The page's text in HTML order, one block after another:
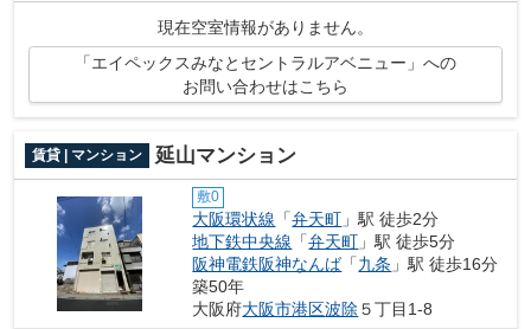
現在空室情報がありません。
「エイペックスみなとセントラルアベニュー」への
お問い合わせはこちら
賃貸 | マンション 延山マンション
敷0
大阪環状線 「弁天町 」駅 徒歩2分
地下鉄中央線 「弁天町 」駅 徒歩5分
阪神電鉄阪神なんば「九条 」駅 徒歩16分
築50年
大阪府大阪市港区波除 ５丁目1-8